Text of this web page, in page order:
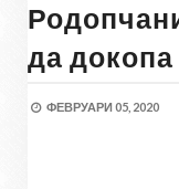
да
ФЕВРУАРИ 05, 2020